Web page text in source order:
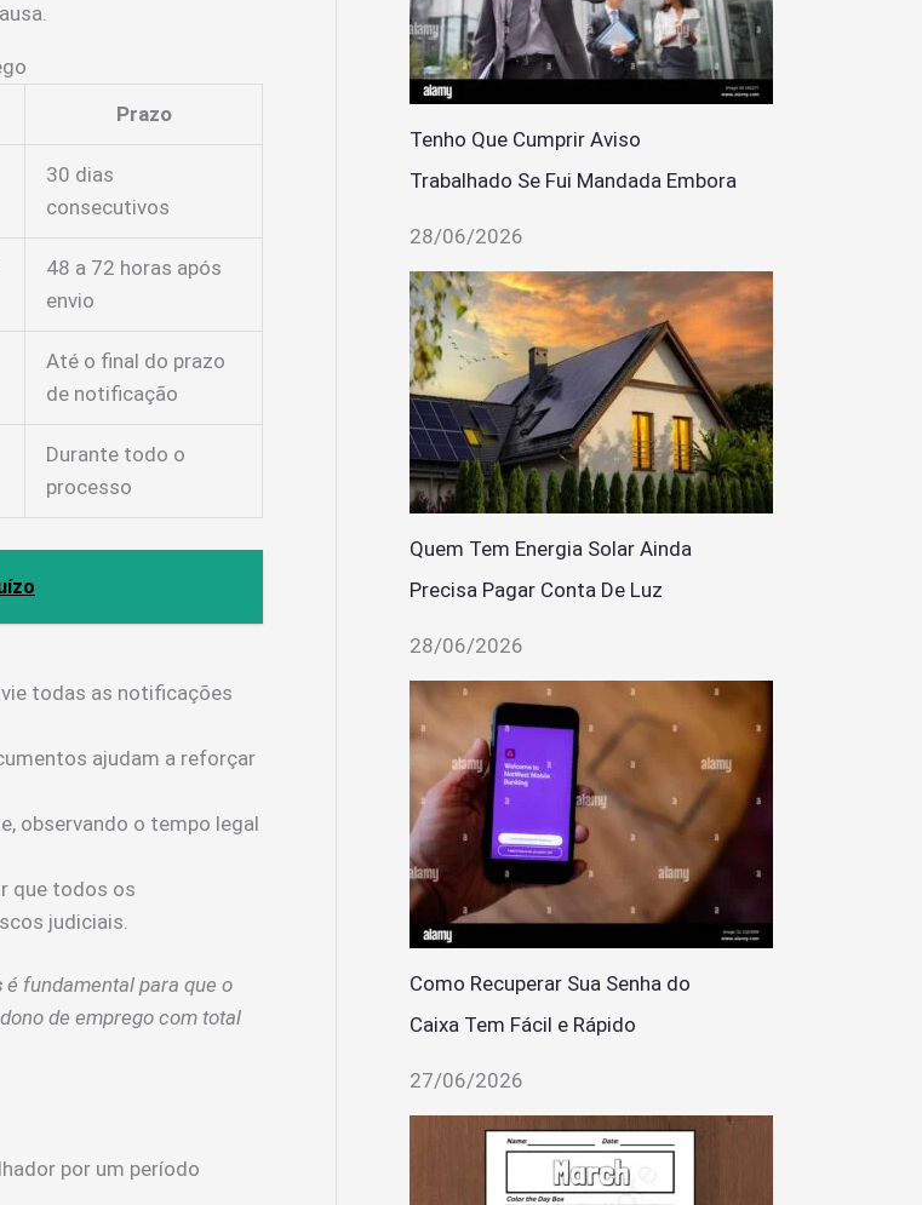
Prazo
30 dias
consecutivos
48 a 72 horas após
envio
Até o final do prazo
de notificação
Durante todo o
processo
todas as notificações
ajudam a reforçar
observando o tempo legal
que todos os
judiciais.
é fundamental para que o
de emprego com total
por um período
Tenho Que Cumprir Aviso
Trabalhado Se Fui Mandada Embora
28/06/2026
Quem Tem Energia Solar Ainda
Precisa Pagar Conta De Luz
28/06/2026
Como Recuperar Sua Senha do
Caixa Tem Fácil e Rápido
27/06/2026